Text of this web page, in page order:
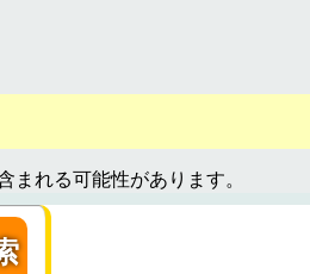
れる可能性があります。